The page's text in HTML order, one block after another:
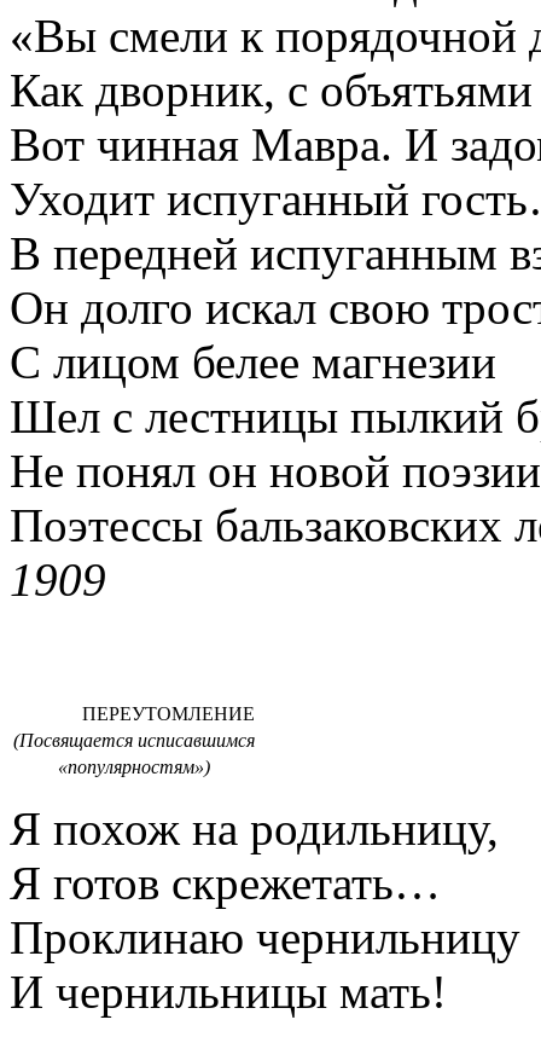
«Вы смели к порядочной
Как дворник, с объятьями
Вот чинная Мавра. И
Уходит испуганный
В передней испуганным
Он долго искал свою
С лицом белее магнезии
Шел с лестницы пылкий
Не понял он новой поэзии
Поэтессы бальзаковских
1909
ПЕРЕУТОМЛЕНИЕ
(Посвящается исписавшимся
«популярностям»)
Я похож на родильницу,
Я готов скрежетать…
Проклинаю чернильницу
И чернильницы мать!